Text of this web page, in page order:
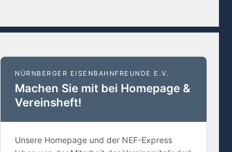
NÜRNBERGER EISENBAHNFREUNDE E.V.
Machen Sie mit bei Homepage &
Vereinsheft!
Unsere Homepage und der NEF-Express